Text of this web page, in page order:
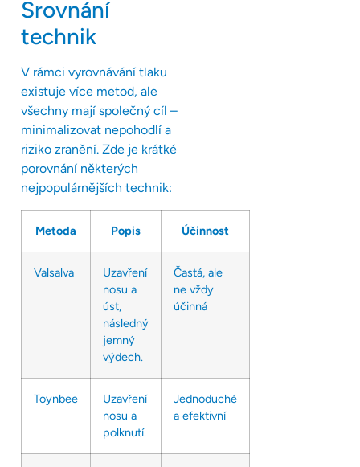
Srovnání
technik
V rámci vyrovnávání tlaku
existuje více metod, ale
všechny mají společný cíl –
minimalizovat nepohodlí a
riziko zranění. Zde je krátké
porovnání některých
nejpopulárnějších technik:
Metoda Popis Účinnost
Valsalva
Uzavření
nosu a
úst,
následný
jemný
výdech.
Častá, ale
ne vždy
účinná
Toynbee
Uzavření
nosu a
polknutí.
Jednoduché
a efektivní